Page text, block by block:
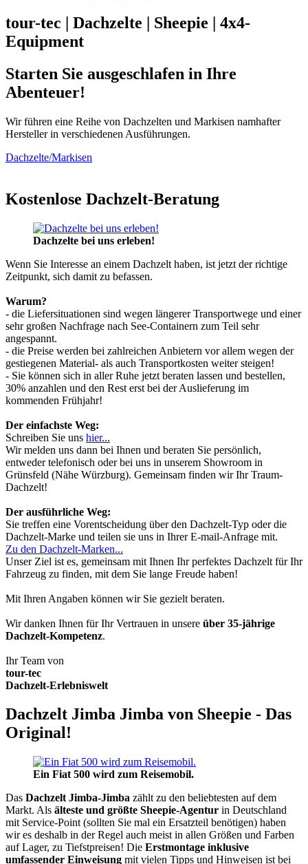
tour-tec | Dachzelte | Sheepie | 4x4-
Equipment
Starten Sie ausgeschlafen in Ihre
Abenteuer!
Wir führen eine Reihe von Dachzelten und Markisen namhafter
Hersteller in verschiedenen Ausführungen.
Dachzelte/Markisen
Kostenlose Dachzelt-Beratung
Dachzelte bei uns erleben!
Wenn Sie Interesse an einem Dachzelt haben, ist jetzt der richtige
Zeitpunkt, sich damit zu befassen.
Warum?
- die Liefersituationen sind wegen längerer Transportwege und einer
sehr großen Nachfrage nach See-Containern zum Teil sehr
angespannt.
- die Preise werden bei zahlreichen Anbietern vor allem wegen der
gestiegenen Material- als auch Transportkosten weiter steigen!
- Sie können sich in aller Ruhe jetzt beraten lassen und bestellen,
30% anzahlen und den Rest erst bei der Auslieferung im
kommenden Frühjahr!
Der einfachste Weg:
Schreiben Sie uns hier...
Wir melden uns dann bei Ihnen und beraten Sie persönlich,
entweder telefonisch oder bei uns in unserem Showroom in
Grünsfeld (Nähe Würzburg). Gemeinsam finden wir Ihr Traum-
Dachzelt!
Der ausführliche Weg:
Sie treffen eine Vorentscheidung über den Dachzelt-Typ oder die
Dachzelt-Marke und teilen sie uns in Ihrer E-mail-Anfrage mit.
Zu den Dachzelt-Marken...
Unser Ziel ist es, gemeinsam mit Ihnen Ihr perfektes Dachzelt für Ihr
Fahrzeug zu finden, mit dem Sie lange Freude haben!
Mit Ihren Angaben können wir Sie gezielt beraten.
Wir danken Ihnen für Ihr Vertrauen in unsere über 35-jährige
Dachzelt-Kompetenz.
Ihr Team von
tour-tec
Dachzelt-Erlebniswelt
Dachzelt Jimba Jimba von Sheepie - Das
Original!
Ein Fiat 500 wird zum Reisemobil.
Das Dachzelt Jimba-Jimba zählt zu den beliebtesten auf dem
Markt. Als älteste und größte Sheepie-Agentur in Deutschland
mit Service-Point (sollten Sie mal ein Ersatzteil benötigen) haben
wir es deshalb in der Regel auch meist in allen Größen und Farben
auf Lager, zu Tiefstpreisen! Die Erstmontage inklusive
umfassender Einweisung mit vielen Tipps und Hinweisen ist bei